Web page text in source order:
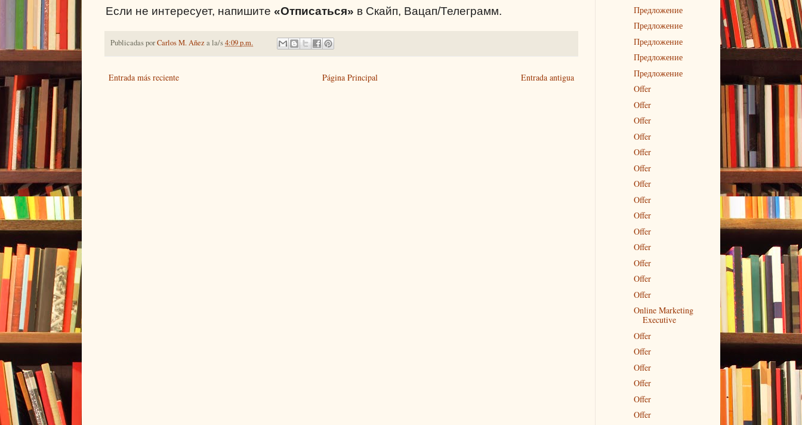
Если не интересует, напишите «Отписаться» в Скайп, Вацап/Телеграмм.
Publicadas porCarlos M. Añeza la/s4:09 p.m.
Entrada más reciente Entrada antigua
Página Principal
Предложение
Предложение
Предложение
Предложение
Предложение
Offer
Offer
Offer
Offer
Offer
Offer
Offer
Offer
Offer
Offer
Offer
Offer
Offer
Offer
Online Marketing
Executive
Offer
Offer
Offer
Offer
Offer
Offer